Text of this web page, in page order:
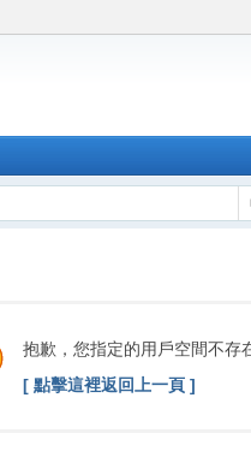
抱歉，您指定的用戶空間不存
[ 點擊這裡返回上一頁 ]